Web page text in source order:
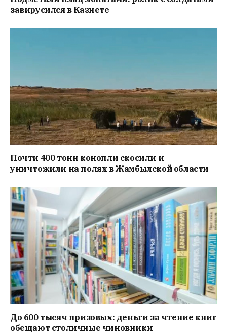
завирусился в Казнете
Почти 400 тонн конопли скосили и
уничтожили на полях в Жамбылской области
До 600 тысяч призовых: деньги за чтение книг
обещают столичные чиновники